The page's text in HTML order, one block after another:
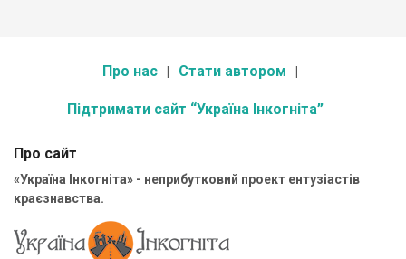
Про нас Стати автором
Підтримати сайт “Україна Інкогніта”
Про сайт
«Україна Інкогніта» - неприбутковий проект ентузіастів
краєзнавства.